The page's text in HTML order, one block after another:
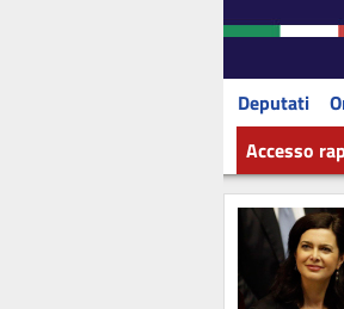
Deputati
Accesso